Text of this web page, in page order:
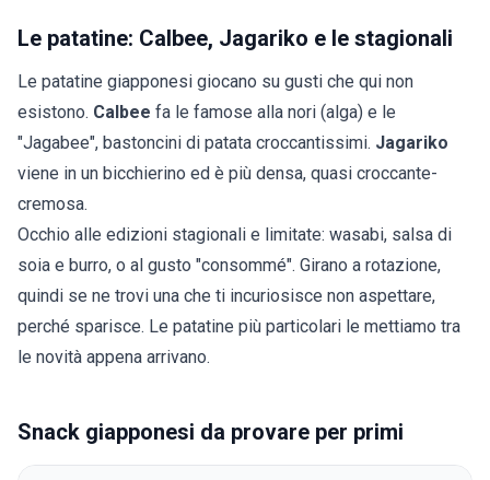
Le patatine: Calbee, Jagariko e le stagionali
Le patatine giapponesi giocano su gusti che qui non
esistono. Calbee fa le famose alla nori (alga) e le
"Jagabee", bastoncini di patata croccantissimi. Jagariko
viene in un bicchierino ed è più densa, quasi croccante-
cremosa.
Occhio alle edizioni stagionali e limitate: wasabi, salsa di
soia e burro, o al gusto "consommé". Girano a rotazione,
quindi se ne trovi una che ti incuriosisce non aspettare,
perché sparisce. Le patatine più particolari le mettiamo tra
le novità appena arrivano.
Snack giapponesi da provare per primi